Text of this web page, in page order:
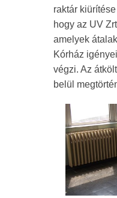
raktár
hogy az UV
amelyek
Kórház
végzi. Az
belül